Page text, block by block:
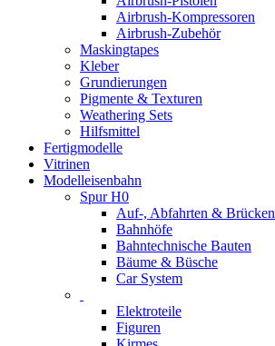
Airbrush-Kompressoren
Airbrush-Zubehör
Maskingtapes
Kleber
Grundierungen
Pigmente & Texturen
Weathering Sets
Hilfsmittel
Fertigmodelle
Vitrinen
Modelleisenbahn
Spur H0
Auf-, Abfahrten & Brücken
Bahnhöfe
Bahntechnische Bauten
Bäume & Büsche
Car System
Elektroteile
Figuren